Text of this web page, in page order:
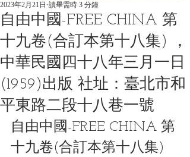
自由中國-FREE CHINA 第
十九卷(合訂本第十八集) ，
中華民國四十八年三月一日
(1959)出版 社址：臺北市和
平東路二段十八巷一號
2023年2月21日 讀畢需時 3 分鐘
自由中國-FREE CHINA 第
十九卷(合訂本第十八集)